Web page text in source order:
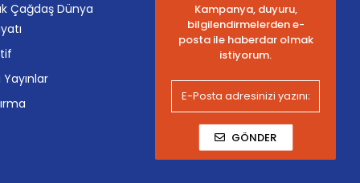
Çağdaş Dünya
Yayınlar
Kampanya, duyuru,
bilgilendirmelerden e-
posta ile haberdar olmak
istiyorum.
GÖNDER